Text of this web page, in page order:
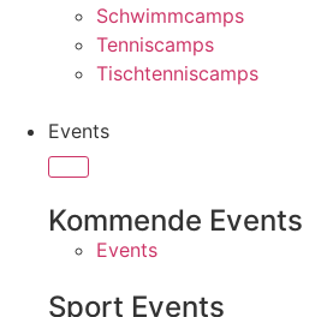
Schwimmcamps
Tenniscamps
Tischtenniscamps
Events
Kommende Events
Events
Sport Events